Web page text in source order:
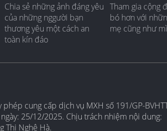
Chia sẻ những ảnh đáng yêu
của những nggười bạn
thương yêu một cách an
toàn kín đáo
Tham gia cộng
bó hơn với
mẹ cũng như
phép cung cấp dịch vụ MXH số 191/GP-
25/12/2025. Chịu trách nhiệm nội dung:
Thị Nghệ Hà.